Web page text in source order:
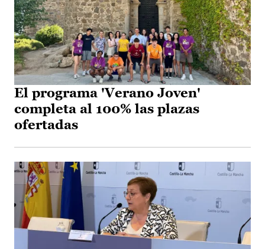
El programa 'Verano Joven'
completa al 100% las plazas
ofertadas